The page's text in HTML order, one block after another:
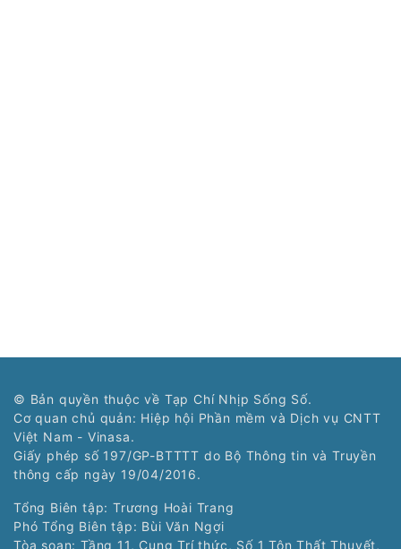
© Bản quyền thuộc về Tạp Chí Nhịp Sống Số.
Cơ quan chủ quản: Hiệp hội Phần mềm và Dịch vụ CNTT
Việt Nam - Vinasa.
Giấy phép số 197/GP-BTTTT do Bộ Thông tin và Truyền
thông cấp ngày 19/04/2016.
Tổng Biên tập: Trương Hoài Trang
Phó Tổng Biên tập: Bùi Văn Ngợi
Tòa soạn: Tầng 11, Cung Trí thức, Số 1 Tôn Thất Thuyết,